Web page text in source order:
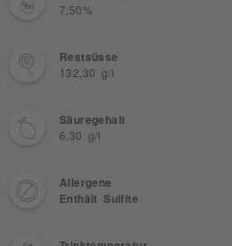
7,50%
Restsüsse
132,30 g/l
Säuregehalt
6,30 g/l
Allergene
Enthält Sulfite